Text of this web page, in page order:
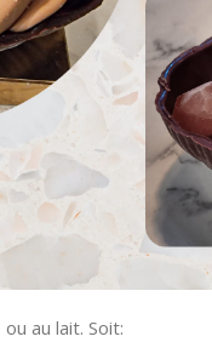
au lait. Soit: